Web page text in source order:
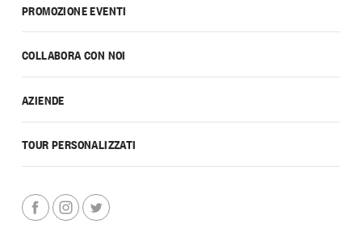
PROMOZIONE EVENTI
COLLABORA CON NOI
AZIENDE
TOUR PERSONALIZZATI